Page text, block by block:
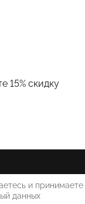
15% скидку
и принимаете
данных